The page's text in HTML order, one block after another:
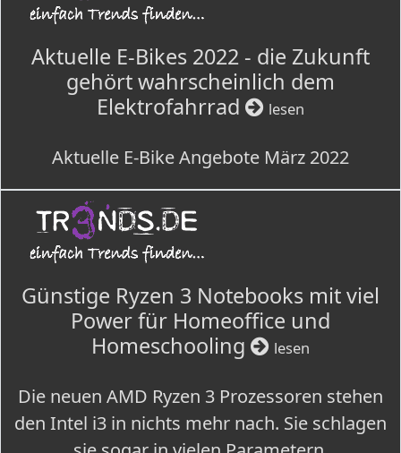
Aktuelle E-Bikes 2022 - die Zukunft
gehört wahrscheinlich dem
Elektrofahrrad
lesen
Aktuelle E-Bike Angebote März 2022
Günstige Ryzen 3 Notebooks mit viel
Power für Homeoffice und
Homeschooling
lesen
Die neuen AMD Ryzen 3 Prozessoren stehen
den Intel i3 in nichts mehr nach. Sie schlagen